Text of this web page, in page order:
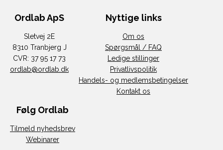
Ordlab ApS
Sletvej 2E
8310 Tranbjerg J
CVR: 37 95 17 73
ordlab@ordlab.dk
Nyttige links
Om os
Spørgsmål / FAQ
Ledige stillinger
Privatlivspolitik
Handels- og medlemsbetingelser
Kontakt os
Følg Ordlab
Tilmeld nyhedsbrev
Webinarer